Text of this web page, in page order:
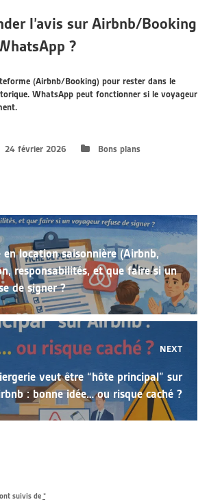
l’avis sur Airbnb/Booking
?
(Airbnb/Booking) pour rester dans le
WhatsApp peut fonctionner si le voyageur
24 février 2026 Bons plans
en location saisonnière (Airbnb,
responsabilités, et que faire si un
de signer ?
NEXT
veut être “hôte principal” sur
: bonne idée… ou risque caché ?
suivis de *